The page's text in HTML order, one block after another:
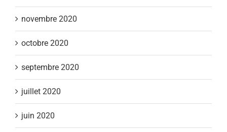
novembre 2020
octobre 2020
septembre 2020
juillet 2020
juin 2020